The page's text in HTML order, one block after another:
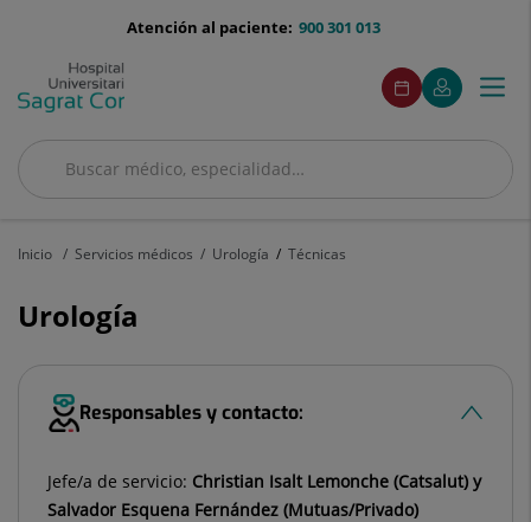
menu-
900 301 013
Atención al paciente:
Buscar
Buscar
menuAcceso
Pedir
cita
Este
enlace
se
en
Mi
Quirónsalud
Este
enlace
se
en
ventana
Menú
Inicio Servicios médicos Urología Técnicas
Urología
Responsables y contacto:
Jefe/a de servicio: Christian Isalt Lemonche (Catsalut) y
Salvador Esquena Fernández (Mutuas/Privado)